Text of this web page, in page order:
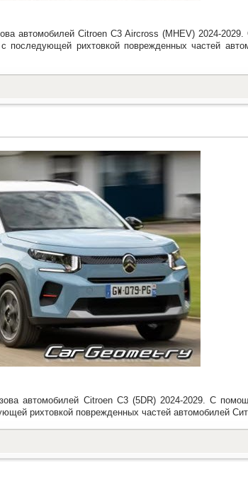
автомобилей Citroen C3 Aircross (MHEV) 2024-
последующей рихтовкой поврежденных частей
автомобилей Citroen C3 (5DR) 2024-2029. С
рихтовкой поврежденных частей автомобилей